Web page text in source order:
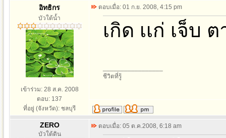
อิทธิกร
บัวใต้น้ำ
เข้าร่วม: 28 ส.ค. 2008
ตอบ: 137
ที่อยู่ (จังหวัด): ชลบุรี
ตอบเมื่อ: 01 ก.ย. 2008, 4:15 pm
เกิด เเก่ เจ็บ ต
ชีวิตที่รู้
ZERO
บัวใต้ดิน
ตอบเมื่อ: 05 ต.ค.2008, 6:18 am